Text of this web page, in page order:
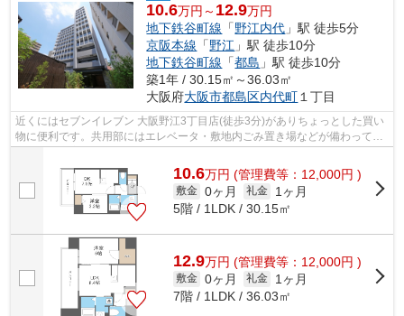
10.6万円～ 12.9万円
地下鉄谷町線 「野江内代 」駅 徒歩5分
京阪本線 「野江 」駅 徒歩10分
地下鉄谷町線 「都島 」駅 徒歩10分
築1年 / 30.15㎡～36.03㎡
大阪府大阪市都島区内代町１丁目
近くにはセブンイレブン 大阪野江3丁目店(徒歩3分)がありちょっとした買い
物に便利です。共用部にはエレベータ・敷地内ごみ置き場などが備わってお
10.6万円 (管理費等：12,000円 )
敷金 0ヶ月 礼金
1ヶ月
5階 / 1LDK / 30.15㎡
12.9万円 (管理費等：12,000円 )
敷金 0ヶ月 礼金
1ヶ月
7階 / 1LDK / 36.03㎡